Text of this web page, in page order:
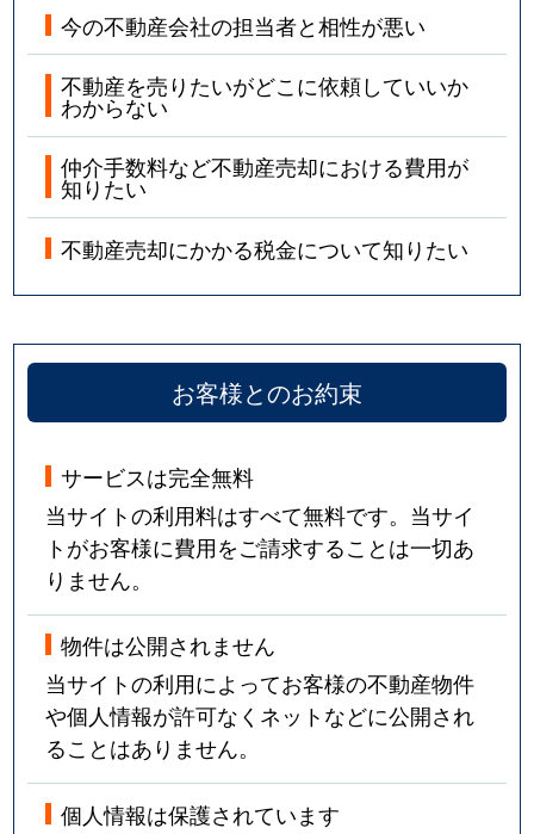
今の不動産会社の担当者と相性が悪い
不動産を売りたいがどこに依頼していいか
わからない
仲介手数料など不動産売却における費用が
知りたい
不動産売却にかかる税金について知りたい
お客様とのお約束
サービスは完全無料
当サイトの利用料はすべて無料です。当サイ
トがお客様に費用をご請求することは一切あ
りません。
物件は公開されません
当サイトの利用によってお客様の不動産物件
や個人情報が許可なくネットなどに公開され
ることはありません。
個人情報は保護されています